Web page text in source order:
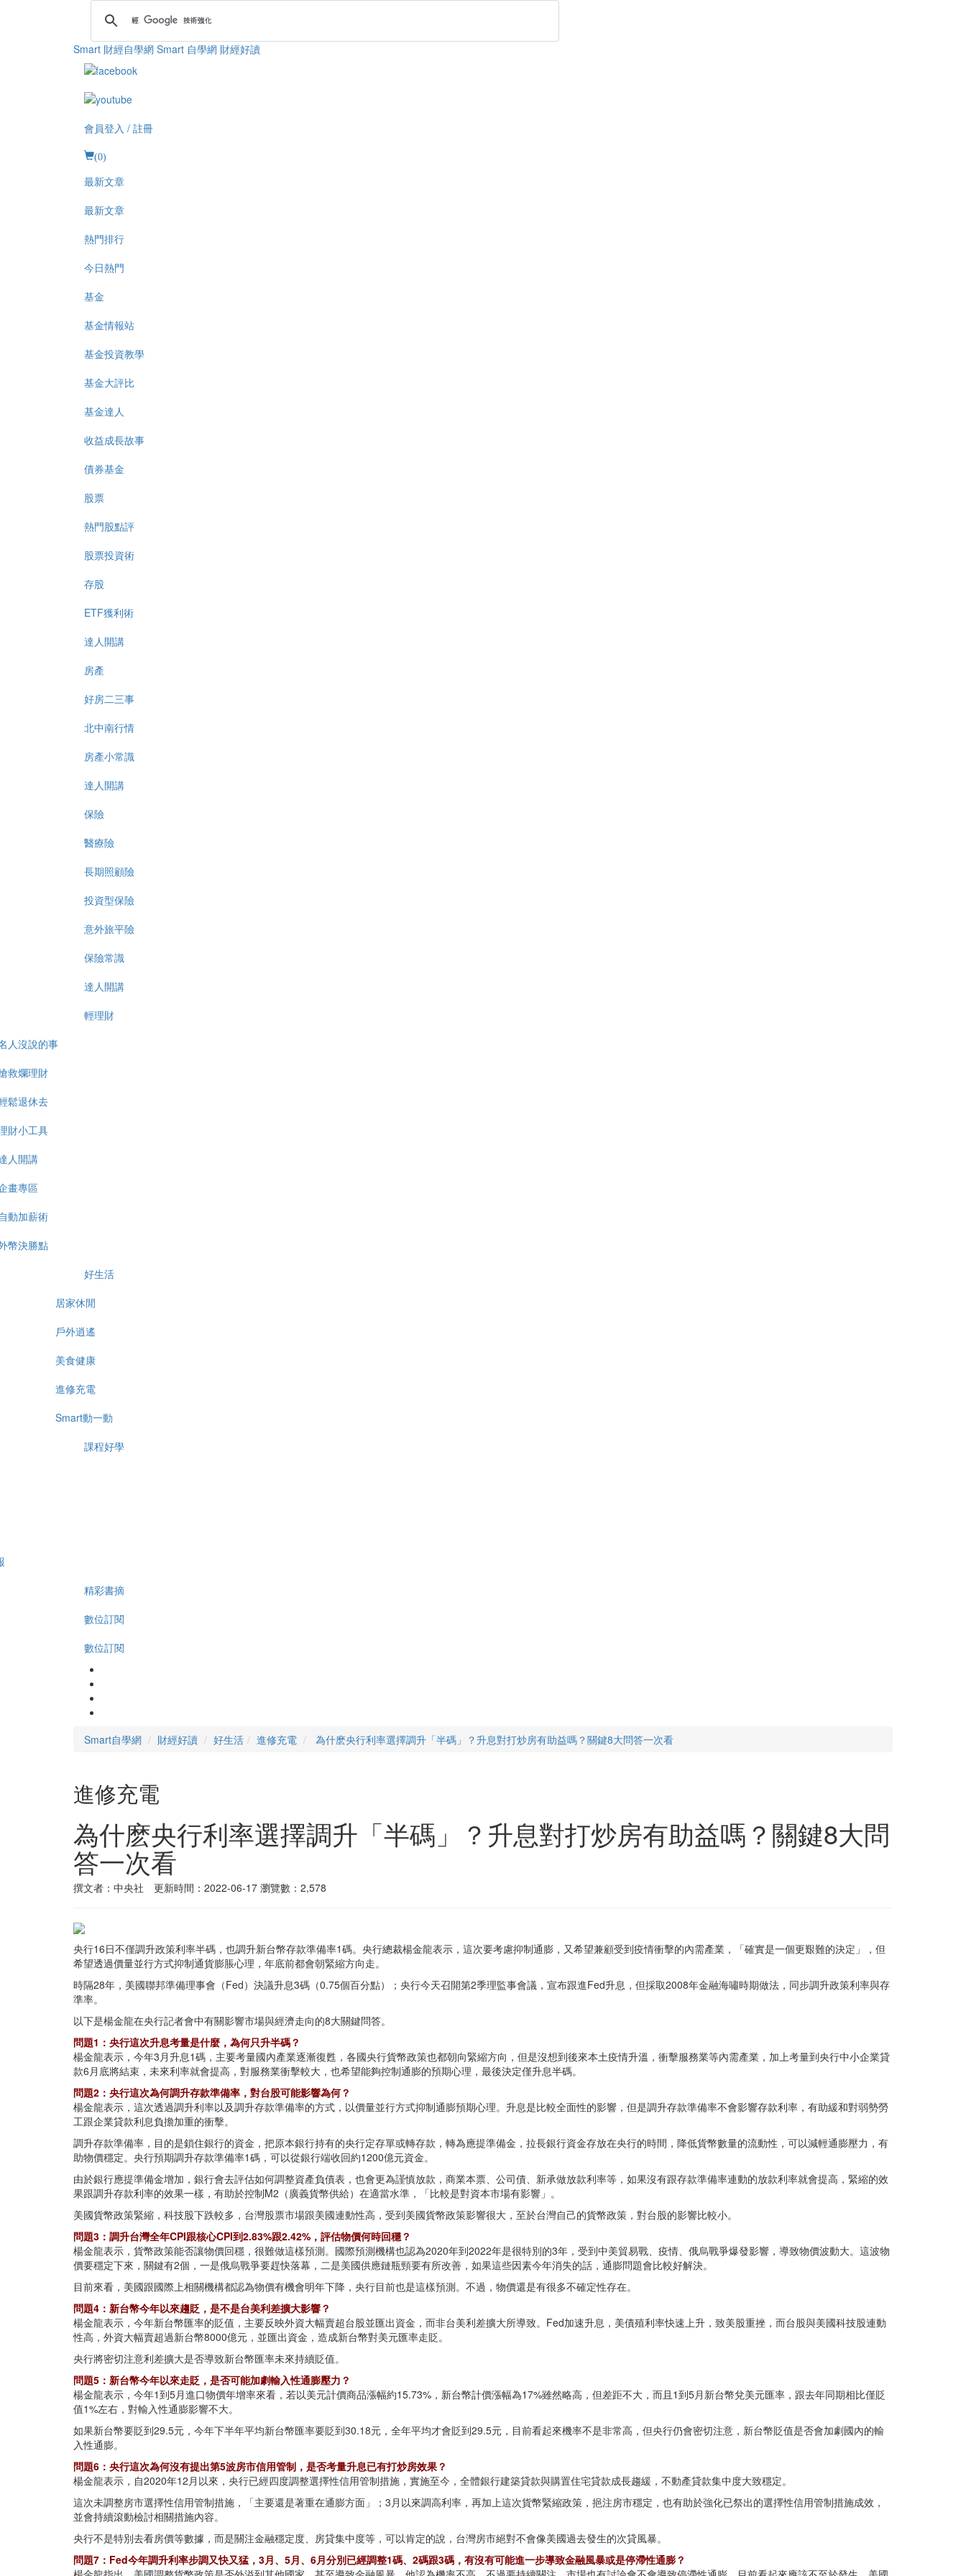
Smart 財經自學網 Smart 自學網 財經好讀
會員登入 / 註冊
(0)
最新文章
最新文章
熱門排行
今日熱門
基金
基金情報站
基金投資教學
基金大評比
基金達人
收益成長故事
債券基金
股票
熱門股點評
股票投資術
存股
ETF獲利術
達人開講
房產
好房二三事
北中南行情
房產小常識
達人開講
保險
醫療險
長期照顧險
投資型保險
意外旅平險
保險常識
達人開講
輕理財
人沒說的事
救爛理財
鬆退休去
財小工具
人開講
畫專區
動加薪術
幣決勝點
好生活
居家休閒
戶外逍遙
美食健康
進修充電
Smart動一動
課程好學
精彩書摘
數位訂閱
數位訂閱
Smart自學網 財經好讀 好生活 進修充電 為什麽央行利率選擇調升「半碼」？升息對打炒房有助益嗎？關鍵8大問答一次看
進修充電
為什麽央行利率選擇調升「半碼」？升息對打炒房有助益嗎？關鍵8大問
答一次看
撰文者：中央社 更新時間：2022-06-17 瀏覽數：2,578
央行16日不僅調升政策利率半碼，也調升新台幣存款準備率1碼。央行總裁楊金龍表示，這次要考慮抑制通膨，又希望兼顧受到疫情衝擊的內需產業，「確實是一個更艱難的決定」，但
希望透過價量並行方式抑制通貨膨脹心理，年底前都會朝緊縮方向走。
時隔28年，美國聯邦準備理事會（Fed）決議升息3碼（0.75個百分點）；央行今天召開第2季理監事會議，宣布跟進Fed升息，但採取2008年金融海嘯時期做法，同步調升政策利率與存
準率。
以下是楊金龍在央行記者會中有關影響市場與經濟走向的8大關鍵問答。
問題1：央行這次升息考量是什麼，為何只升半碼？
楊金龍表示，今年3月升息1碼，主要考量國內產業逐漸復甦，各國央行貨幣政策也都朝向緊縮方向，但是沒想到後來本土疫情升溫，衝擊服務業等內需產業，加上考量到央行中小企業貸
款6月底將結束，未來利率就會提高，對服務業衝擊較大，也希望能夠控制通膨的預期心理，最後決定僅升息半碼。
問題2：央行這次為何調升存款準備率，對台股可能影響為何？
楊金龍表示，這次透過調升利率以及調升存款準備率的方式，以價量並行方式抑制通膨預期心理。升息是比較全面性的影響，但是調升存款準備率不會影響存款利率，有助緩和對弱勢勞
工跟企業貸款利息負擔加重的衝擊。
調升存款準備率，目的是鎖住銀行的資金，把原本銀行持有的央行定存單或轉存款，轉為應提準備金，拉長銀行資金存放在央行的時間，降低貨幣數量的流動性，可以減輕通膨壓力，有
助物價穩定。央行預期調升存款準備率1碼，可以從銀行端收回約1200億元資金。
由於銀行應提準備金增加，銀行會去評估如何調整資產負債表，也會更為謹慎放款，商業本票、公司債、新承做放款利率等，如果沒有跟存款準備率連動的放款利率就會提高，緊縮的效
果跟調升存款利率的效果一樣，有助於控制M2（廣義貨幣供給）在適當水準，「比較是對資本市場有影響」。
美國貨幣政策緊縮，科技股下跌較多，台灣股票市場跟美國連動性高，受到美國貨幣政策影響很大，至於台灣自己的貨幣政策，對台股的影響比較小。
問題3：調升台灣全年CPI跟核心CPI到2.83%跟2.42%，評估物價何時回穩？
楊金龍表示，貨幣政策能否讓物價回穩，很難做這樣預測。國際預測機構也認為2020年到2022年是很特別的3年，受到中美貿易戰、疫情、俄烏戰爭爆發影響，導致物價波動大。這波物
價要穩定下來，關鍵有2個，一是俄烏戰爭要趕快落幕，二是美國供應鏈瓶頸要有所改善，如果這些因素今年消失的話，通膨問題會比較好解決。
目前來看，美國跟國際上相關機構都認為物價有機會明年下降，央行目前也是這樣預測。不過，物價還是有很多不確定性存在。
問題4：新台幣今年以來趨貶，是不是台美利差擴大影響？
楊金龍表示，今年新台幣匯率的貶值，主要反映外資大幅賣超台股並匯出資金，而非台美利差擴大所導致。Fed加速升息，美債殖利率快速上升，致美股重挫，而台股與美國科技股連動
性高，外資大幅賣超過新台幣8000億元，並匯出資金，造成新台幣對美元匯率走貶。
央行將密切注意利差擴大是否導致新台幣匯率未來持續貶值。
問題5：新台幣今年以來走貶，是否可能加劇輸入性通膨壓力？
楊金龍表示，今年1到5月進口物價年增率來看，若以美元計價商品漲幅約15.73%，新台幣計價漲幅為17%雖然略高，但差距不大，而且1到5月新台幣兌美元匯率，跟去年同期相比僅貶
值1%左右，對輸入性通膨影響不大。
如果新台幣要貶到29.5元，今年下半年平均新台幣匯率要貶到30.18元，全年平均才會貶到29.5元，目前看起來機率不是非常高，但央行仍會密切注意，新台幣貶值是否會加劇國內的輸
入性通膨。
問題6：央行這次為何沒有提出第5波房市信用管制，是否考量升息已有打炒房效果？
楊金龍表示，自2020年12月以來，央行已經四度調整選擇性信用管制措施，實施至今，全體銀行建築貸款與購置住宅貸款成長趨緩，不動產貸款集中度大致穩定。
這次未調整房市選擇性信用管制措施，「主要還是著重在通膨方面」；3月以來調高利率，再加上這次貨幣緊縮政策，挹注房市穩定，也有助於強化已祭出的選擇性信用管制措施成效，
並會持續滾動檢討相關措施內容。
央行不是特別去看房價等數據，而是關注金融穩定度、房貸集中度等，可以肯定的說，台灣房市絕對不會像美國過去發生的次貸風暴。
問題7：Fed今年調升利率步調又快又猛，3月、5月、6月分別已經調整1碼、2碼跟3碼，有沒有可能進一步導致金融風暴或是停滯性通膨？